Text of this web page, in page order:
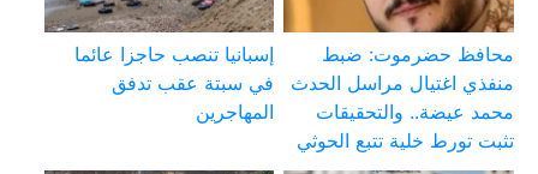
محافظ حضرموت: ضبط
منفذي اغتيال مراسل الحدث
محمد عيضة.. والتحقيقات
تثبت تورط خلية تتبع الحوثي
إسبانيا تنصب حاجزا عائما
في سبتة عقب تدفق
المهاجرين